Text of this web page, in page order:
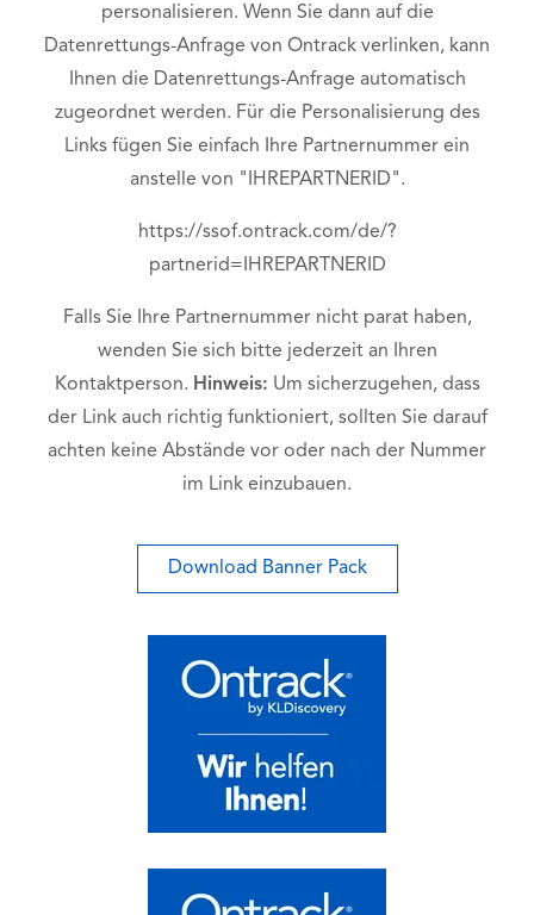
personalisieren. Wenn Sie dann auf die
Datenrettungs-Anfrage von Ontrack verlinken, kann
Ihnen die Datenrettungs-Anfrage automatisch
zugeordnet werden. Für die Personalisierung des
Links fügen Sie einfach Ihre Partnernummer ein
anstelle von "IHREPARTNERID".
https://ssof.ontrack.com/de/?
partnerid=IHREPARTNERID
Falls Sie Ihre Partnernummer nicht parat haben,
wenden Sie sich bitte jederzeit an Ihren
Kontaktperson. Hinweis: Um sicherzugehen, dass
der Link auch richtig funktioniert, sollten Sie darauf
achten keine Abstände vor oder nach der Nummer
im Link einzubauen.
Download Banner Pack